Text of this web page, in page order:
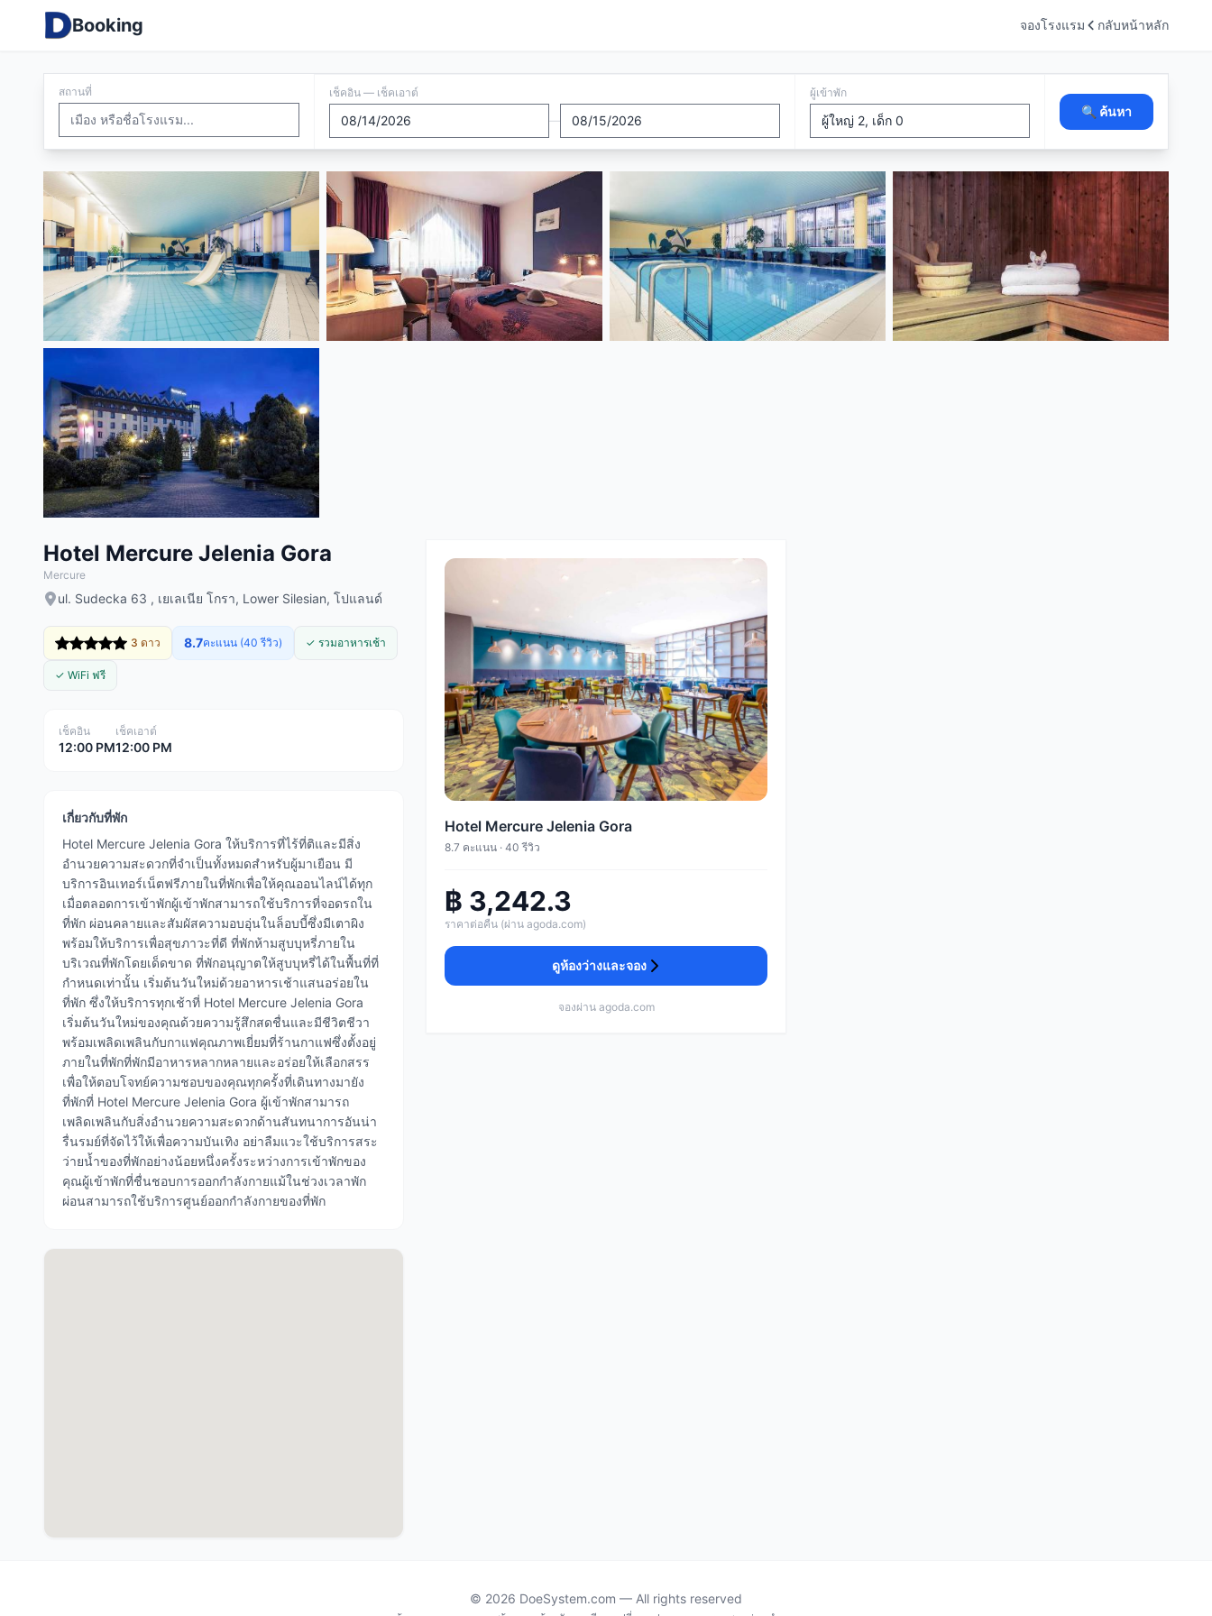
Booking จองโรงแรม กลับหน้าหลัก
สถานที่ เช็คอิน — เช็คเอาต์
—
ผู้เข้าพัก
🔍 ค้นหา
Hotel Mercure Jelenia Gora
Mercure
ul. Sudecka 63 , เยเลเนีย โกรา, Lower Silesian, โปแลนด์
3 ดาว 8.7คะแนน (40 รีวิว) ✓ รวมอาหารเช้า
✓ WiFi ฟรี
เช็คอิน
12:00 PM
เช็คเอาต์
12:00 PM
เกี่ยวกับที่พัก
Hotel Mercure Jelenia Gora ให้บริการที่ไร้ที่ติและมีสิ่ง
อำนวยความสะดวกที่จำเป็นทั้งหมดสำหรับผู้มาเยือน มี
บริการอินเทอร์เน็ตฟรีภายในที่พักเพื่อให้คุณออนไลน์ได้ทุก
เมื่อตลอดการเข้าพักผู้เข้าพักสามารถใช้บริการที่จอดรถใน
ที่พัก ผ่อนคลายและสัมผัสความอบอุ่นในล็อบบี้ซึ่งมีเตาผิง
พร้อมให้บริการเพื่อสุขภาวะที่ดี ที่พักห้ามสูบบุหรี่ภายใน
บริเวณที่พักโดยเด็ดขาด ที่พักอนุญาตให้สูบบุหรี่ได้ในพื้นที่ที่
กำหนดเท่านั้น เริ่มต้นวันใหม่ด้วยอาหารเช้าแสนอร่อยใน
ที่พัก ซึ่งให้บริการทุกเช้าที่ Hotel Mercure Jelenia Gora
เริ่มต้นวันใหม่ของคุณด้วยความรู้สึกสดชื่นและมีชีวิตชีวา
พร้อมเพลิดเพลินกับกาแฟคุณภาพเยี่ยมที่ร้านกาแฟซึ่งตั้งอยู่
ภายในที่พักที่พักมีอาหารหลากหลายและอร่อยให้เลือกสรร
เพื่อให้ตอบโจทย์ความชอบของคุณทุกครั้งที่เดินทางมายัง
ที่พักที่ Hotel Mercure Jelenia Gora ผู้เข้าพักสามารถ
เพลิดเพลินกับสิ่งอำนวยความสะดวกด้านสันทนาการอันน่า
รื่นรมย์ที่จัดไว้ให้เพื่อความบันเทิง อย่าลืมแวะใช้บริการสระ
ว่ายน้ำของที่พักอย่างน้อยหนึ่งครั้งระหว่างการเข้าพักของ
คุณผู้เข้าพักที่ชื่นชอบการออกกำลังกายแม้ในช่วงเวลาพัก
ผ่อนสามารถใช้บริการศูนย์ออกกำลังกายของที่พัก
Hotel Mercure Jelenia Gora
8.7 คะแนน · 40 รีวิว
฿ 3,242.3
ราคาต่อคืน (ผ่าน agoda.com)
ดูห้องว่างและจอง
จองผ่าน agoda.com
© 2026 DoeSystem.com — All rights reserved